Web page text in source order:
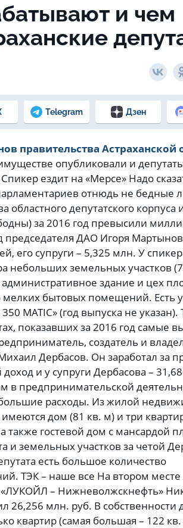
и чем
Telegram Дзен
правительства Астраханской
опубликовали и
ездит на «Мерсе» Надо
отнюдь не бедные
областного депутатского корпуса
за 2016 год превысили
ДАО Игоря
его супруги – 5,325 млн. У
небольших земельных участков
здание и цех
мелких бытовых помещений. Есть
MATIC» (год выпуска не указан).
показавших за 2016 год самые
создатель и
Дербасов. Он заработал за
и у супруги Дербасова –
в предпринимательской
большие расходы. Из жилой
дом (81 кв. м) и три
также гостевой дом с мансардой
и земельных участков за четой
есть большое количество
ТЭК – наше все На втором месте
– Нижневолжскнефть»
26,256 млн. руб. В собственности
квартир (самая большая – 122